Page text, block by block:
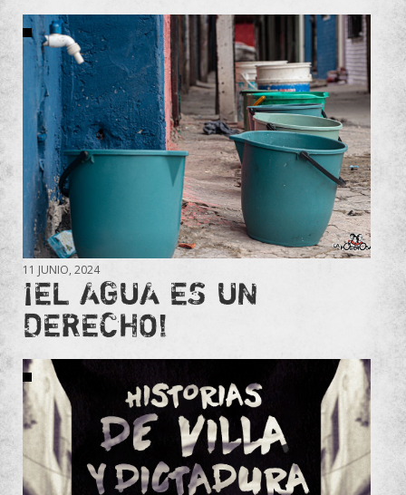
11 JUNIO, 2024
¡EL AGUA ES UN
DERECHO!